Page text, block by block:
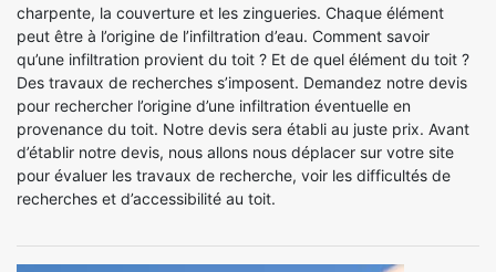
charpente, la couverture et les zingueries. Chaque élément
peut être à l’origine de l’infiltration d’eau. Comment savoir
qu’une infiltration provient du toit ? Et de quel élément du toit ?
Des travaux de recherches s’imposent. Demandez notre devis
pour rechercher l’origine d’une infiltration éventuelle en
provenance du toit. Notre devis sera établi au juste prix. Avant
d’établir notre devis, nous allons nous déplacer sur votre site
pour évaluer les travaux de recherche, voir les difficultés de
recherches et d’accessibilité au toit.